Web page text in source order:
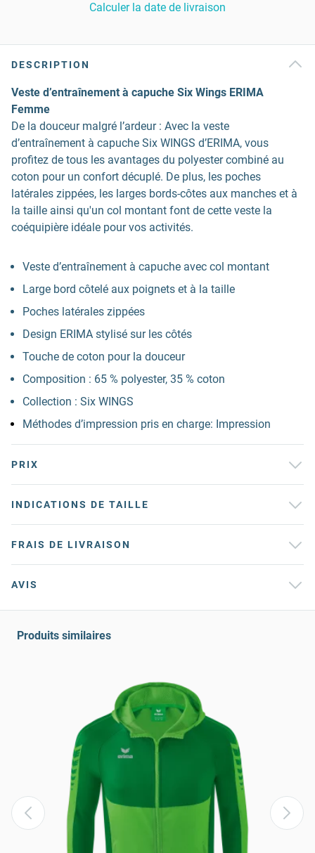
Calculer la date de livraison
DESCRIPTION
Veste d’entraînement à capuche Six Wings ERIMA
Femme
De la douceur malgré l’ardeur : Avec la veste
d’entraînement à capuche Six WINGS d’ERIMA, vous
profitez de tous les avantages du polyester combiné au
coton pour un confort décuplé. De plus, les poches
latérales zippées, les larges bords-côtes aux manches et à
la taille ainsi qu'un col montant font de cette veste la
coéquipière idéale pour vos activités.
Veste d’entraînement à capuche avec col montant
Large bord côtelé aux poignets et à la taille
Poches latérales zippées
Design ERIMA stylisé sur les côtés
Touche de coton pour la douceur
Composition : 65 % polyester, 35 % coton
Collection : Six WINGS
Méthodes d’impression pris en charge: Impression
PRIX
INDICATIONS DE TAILLE
FRAIS DE LIVRAISON
AVIS
Produits similaires